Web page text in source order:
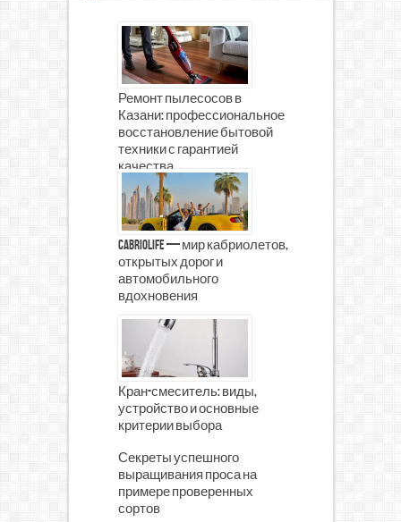
Ремонт пылесосов в
Казани: профессиональное
восстановление бытовой
техники с гарантией
качества
CabrioLife — мир кабриолетов,
открытых дорог и
автомобильного
вдохновения
Кран-смеситель: виды,
устройство и основные
критерии выбора
Секреты успешного
выращивания проса на
примере проверенных
сортов